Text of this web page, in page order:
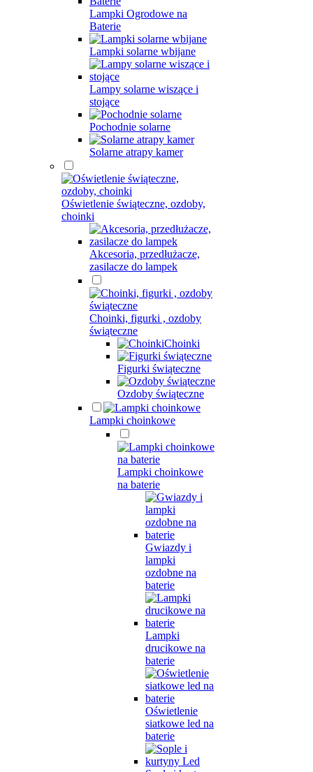
Lampki Ogrodowe na
Baterie
Lampki solarne wbijane
Lampy solarne wiszące i
stojące
Pochodnie solarne
Solarne atrapy kamer
Oświetlenie świąteczne, ozdoby,
choinki
Akcesoria, przedłużacze,
zasilacze do lampek
Choinki, figurki , ozdoby
świąteczne
Choinki
Figurki świąteczne
Ozdoby świąteczne
Lampki choinkowe
Lampki choinkowe
na baterie
Gwiazdy i
lampki
ozdobne na
baterie
Lampki
drucikowe na
baterie
Oświetlenie
siatkowe led na
baterie